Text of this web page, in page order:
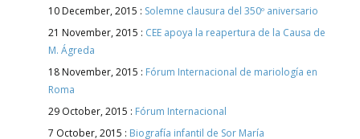
10 December, 2015 : Solemne clausura del 350º aniversario
21 November, 2015 : CEE apoya la reapertura de la Causa de
M. Ágreda
18 November, 2015 : Fórum Internacional de mariología en
Roma
29 October, 2015 : Fórum Internacional
7 October, 2015 : Biografía infantil de Sor María